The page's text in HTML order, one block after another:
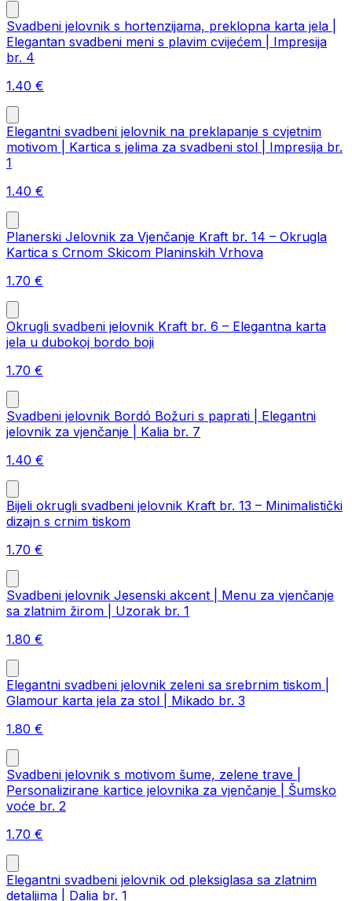
Svadbeni jelovnik s hortenzijama, preklopna karta jela |
Elegantan svadbeni meni s plavim cvijećem | Impresija
br. 4
1.40 €
Elegantni svadbeni jelovnik na preklapanje s cvjetnim
motivom | Kartica s jelima za svadbeni stol | Impresija br.
1
1.40 €
Planerski Jelovnik za Vjenčanje Kraft br. 14 – Okrugla
Kartica s Crnom Skicom Planinskih Vrhova
1.70 €
Okrugli svadbeni jelovnik Kraft br. 6 – Elegantna karta
jela u dubokoj bordo boji
1.70 €
Svadbeni jelovnik Bordó Božuri s paprati | Elegantni
jelovnik za vjenčanje | Kalia br. 7
1.40 €
Bijeli okrugli svadbeni jelovnik Kraft br. 13 – Minimalistički
dizajn s crnim tiskom
1.70 €
Svadbeni jelovnik Jesenski akcent | Menu za vjenčanje
sa zlatnim žirom | Uzorak br. 1
1.80 €
Elegantni svadbeni jelovnik zeleni sa srebrnim tiskom |
Glamour karta jela za stol | Mikado br. 3
1.80 €
Svadbeni jelovnik s motivom šume, zelene trave |
Personalizirane kartice jelovnika za vjenčanje | Šumsko
voće br. 2
1.70 €
Elegantni svadbeni jelovnik od pleksiglasa sa zlatnim
detaljima | Dalia br. 1